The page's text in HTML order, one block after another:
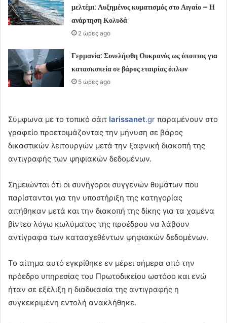
μελτέμι: Αυξημένος κυματισμός στο Αιγαίο – Η
ανάρτηση Κολυδά
2 ώρες ago
Γερμανία: Συνελήφθη Ουκρανός ως ύποπτος για
κατασκοπεία σε βάρος εταιρίας όπλων
5 ώρες ago
Σύμφωνα με το τοπικό σάιτ larissanet.gr παραμένουν στο
γραφείο προετοιμάζοντας την μήνυση σε βάρος
δικαστικών λειτουργών μετά την ξαφνική διακοπή της
αντιγραφής των ψηφιακών δεδομένων.
Σημειώνται ότι οι συνήγοροι συγγενών θυμάτων που
παρίστανται για την υποστήριξη της κατηγορίας
αιτήθηκαν μετά και την διακοπή της δίκης για τα χαμένα
βίντεο λόγω κωλύματος της προέδρου να λάβουν
αντίγραφα των κατασχεθέντων ψηφιακών δεδομένων.
Το αίτημα αυτό εγκρίθηκε εν μέρει σήμερα από την
πρόεδρο υπηρεσίας του Πρωτοδικείου ωστόσο και ενώ
ήταν σε εξέλιξη η διαδικασία της αντιγραφής η
συγκεκριμένη εντολή ανακλήθηκε.